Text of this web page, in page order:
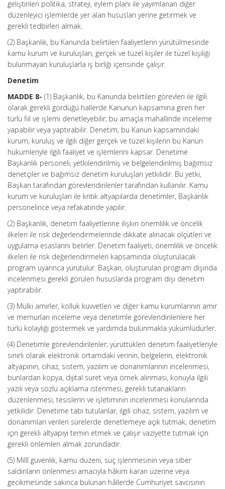
geliştirilen politika, strateji, eylem planı ile yayımlanan diğer
düzenleyici işlemlerde yer alan hususları yerine getirmek ve
gerekli tedbirleri almak.
(2) Başkanlık, bu Kanunda belirtilen faaliyetlerin yürütülmesinde
kamu kurum ve kuruluşları, gerçek ve tüzel kişiler ile tüzel kişiliği
bulunmayan kuruluşlarla iş birliği içerisinde çalışır.
Denetim
MADDE 8- (1) Başkanlık, bu Kanunda belirtilen görevleri ile ilgili
olarak gerekli gördüğü hallerde Kanunun kapsamına giren her
türlü fiil ve işlemi denetleyebilir; bu amaçla mahallinde inceleme
yapabilir veya yaptırabilir. Denetim, bu Kanun kapsamındaki
kurum, kuruluş ve ilgili diğer gerçek ve tüzel kişilerin bu Kanun
hükümleriyle ilgili faaliyet ve işlemlerini kapsar. Denetime
Başkanlık personeli, yetkilendirilmiş ve belgelendirilmiş bağımsız
denetçiler ve bağımsız denetim kuruluşları yetkilidir. Bu yetki,
Başkan tarafından görevlendirilenler tarafından kullanılır. Kamu
kurum ve kuruluşları ile kritik altyapılarda denetimler, Başkanlık
personelince veya refakatinde yapılır.
(2) Başkanlık, denetim faaliyetlerine ilişkin önemlilik ve öncelik
ilkeleri ile risk değerlendirmelerinde dikkate alınacak ölçütleri ve
uygulama esaslarını belirler. Denetim faaliyeti, önemlilik ve öncelik
ilkeleri ile risk değerlendirmeleri kapsamında oluşturulacak
program uyarınca yürütülür. Başkan, oluşturulan program dışında
incelenmesi gerekli görülen hususlarda program dışı denetim
yaptırabilir.
(3) Mülki amirler, kolluk kuvvetleri ve diğer kamu kurumlarının amir
ve memurları inceleme veya denetimle görevlendirilenlere her
türlü kolaylığı göstermek ve yardımda bulunmakla yükümlüdürler.
(4) Denetimle görevlendirilenler; yürüttükleri denetim faaliyetleriyle
sınırlı olarak elektronik ortamdaki verinin, belgelerin, elektronik
altyapının, cihaz, sistem, yazılım ve donanımlarının incelenmesi,
bunlardan kopya, dijital suret veya örnek alınması, konuyla ilgili
yazılı veya sözlü açıklama istenmesi, gerekli tutanakların
düzenlenmesi, tesislerin ve işletiminin incelenmesi konularında
yetkilidir. Denetime tabi tutulanlar, ilgili cihaz, sistem, yazılım ve
donanımları verilen sürelerde denetlemeye açık tutmak, denetim
için gerekli altyapıyı temin etmek ve çalışır vaziyette tutmak için
gerekli önlemleri almak zorundadır.
(5) Millî güvenlik, kamu düzeni, suç işlenmesinin veya siber
saldırıların önlenmesi amacıyla hâkim kararı üzerine veya
gecikmesinde sakınca bulunan hâllerde Cumhuriyet savcısının